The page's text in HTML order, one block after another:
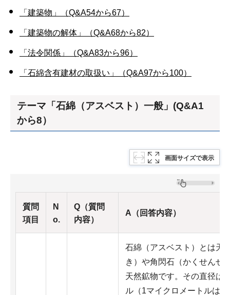
「建築物」（Q&A54から67）
「建築物の解体」（Q&A68から82）
「法令関係」（Q&A83から96）
「石綿含有建材の取扱い」（Q&A97から100）
テーマ「石綿（アスベスト）一般」(Q&A1
から8）
画面サイズで表示
質問
項目
N
o.
Q（質問
内容）
A（回答内容）
石綿（アスベスト）とは天
き）や角閃石（かくせんせ
天然鉱物です。その直径は
ル（1マイクロメートルは